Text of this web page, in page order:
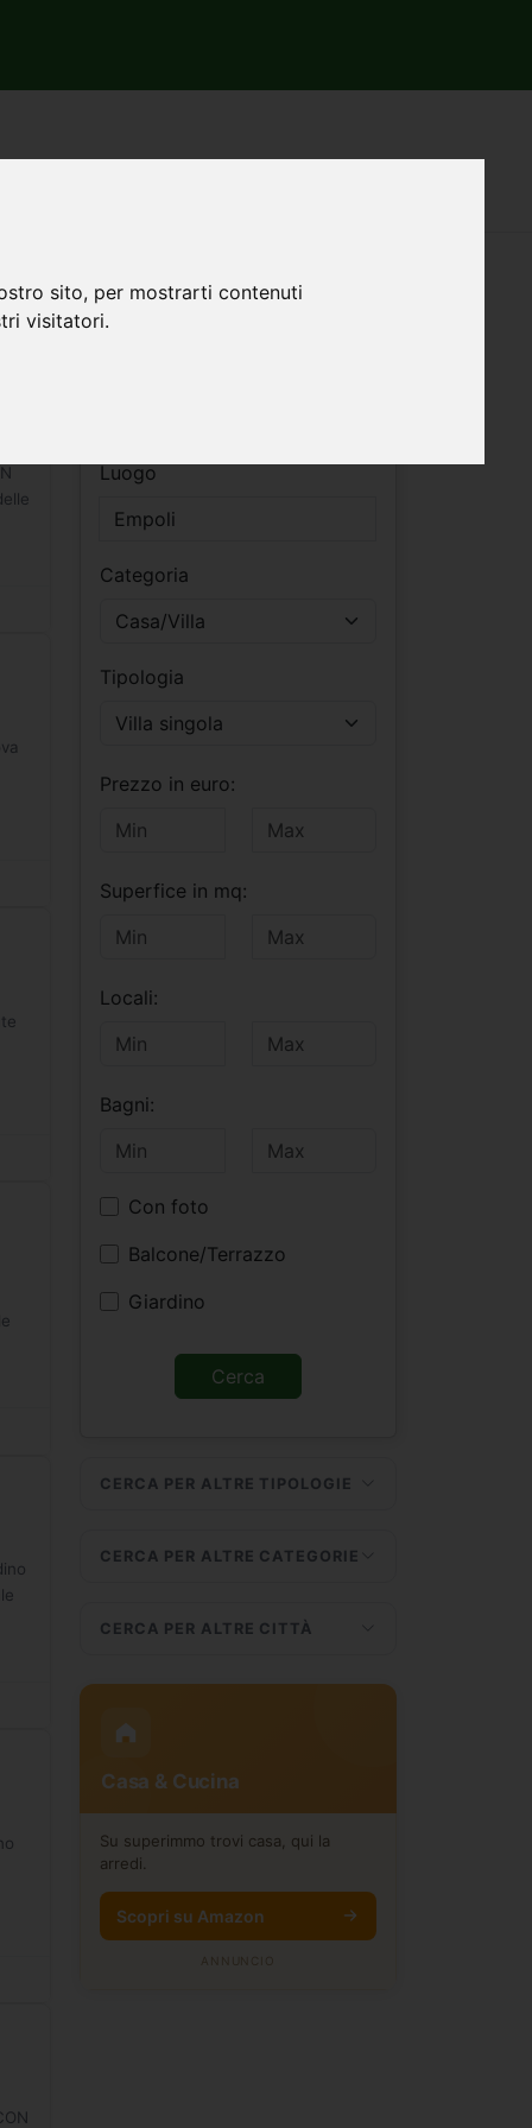
sito, per mostrarti contenuti
visitatori.
Filtri ricerca
Luogo
Categoria
Casa/Villa
Tipologia
Villa singola
Prezzo in euro:
Superfice in mq:
Locali:
Bagni:
Con foto
Balcone/Terrazzo
Giardino
CERCA PER ALTRE TIPOLOGIE
CERCA PER ALTRE CATEGORIE
CERCA PER ALTRE CITTÀ
Casa & Cucina
Su superimmo trovi casa, qui la
arredi.
Scopri su Amazon
ANNUNCIO